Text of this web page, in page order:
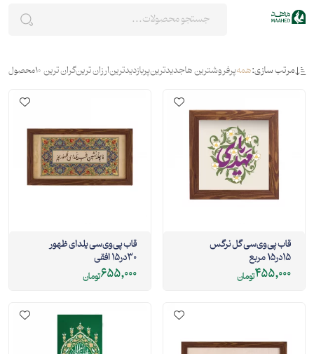
مرتب سازی:همهپرفروشترین هاجدیدترینپربازدیدترینارزان ترینگران ترین 10محصول
قاب پی‌وی‌سی گل نرگس
15در15 مربع
455,000تومان
قاب پی‌وی‌سی یلدای ظهور
30در15 افقی
655,000تومان